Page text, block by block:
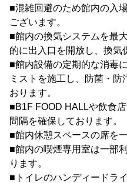
■混雑回避のため館内の入
ございます。
■館内の換気システムを最
的に出入口を開放し、換気
■館内設備の定期的な消毒
ミストを施工し、防菌・
おります。
■B1F FOOD HALLや飲食
間隔を確保しております。
■館内休憩スペースの席を
■館内の喫煙専用室は一部
ります。
■トイレのハンディードラ